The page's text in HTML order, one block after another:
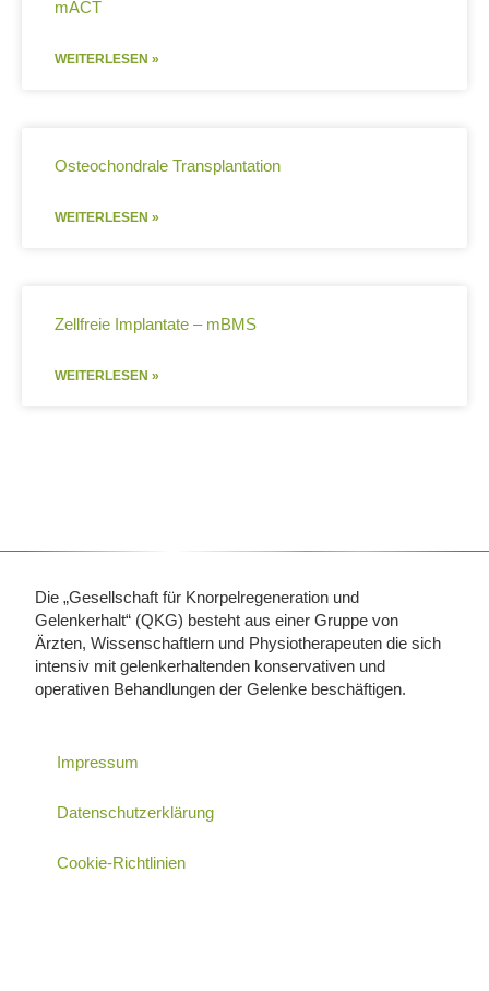
mACT
WEITERLESEN »
Osteochondrale Transplantation
WEITERLESEN »
Zellfreie Implantate – mBMS
WEITERLESEN »
Die „Gesellschaft für Knorpelregeneration und
Gelenkerhalt“ (QKG) besteht aus einer Gruppe von
Ärzten, Wissenschaftlern und Physiotherapeuten die sich
intensiv mit gelenkerhaltenden konservativen und
operativen Behandlungen der Gelenke beschäftigen.
Impressum
Datenschutzerklärung
Cookie-Richtlinien